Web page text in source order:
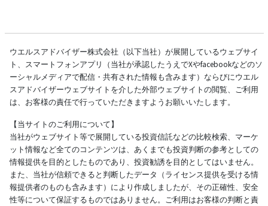
ウエルスアドバイザー株式会社（以下当社）が展開しているウェブサイ
ト、スマートフォンアプリ（当社が承認したうえでXやfacebookなどのソ
ーシャルメディアで配信・共有された情報も含みます）ならびにウエル
スアドバイザーウェブサイトを介した外部ウェブサイトの閲覧、ご利用
は、お客様の責任で行っていただきますようお願いいたします。
【当サイトのご利用について】
当社がウェブサイト等で展開している投資信託などの比較検索、マーケ
ット情報など全てのコンテンツは、あくまでも投資判断の参考としての
情報提供を目的としたものであり、投資勧誘を目的としてはいません。
また、当社が信頼できると判断したデータ（ライセンス提供を受ける情
報提供者のものも含みます）により作成しましたが、その正確性、安全
性等について保証するものではありません。ご利用はお客様の判断と責